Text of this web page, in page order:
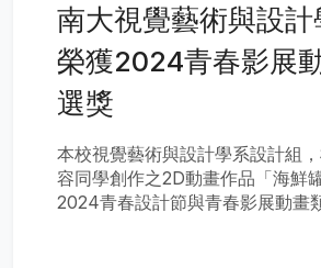
南大視覺藝術與設計
榮獲2024青春影展
選獎
本校視覺藝術與設計學系設計組
容同學創作之2D動畫作品「海鮮
2024青春設計節與青春影展動畫